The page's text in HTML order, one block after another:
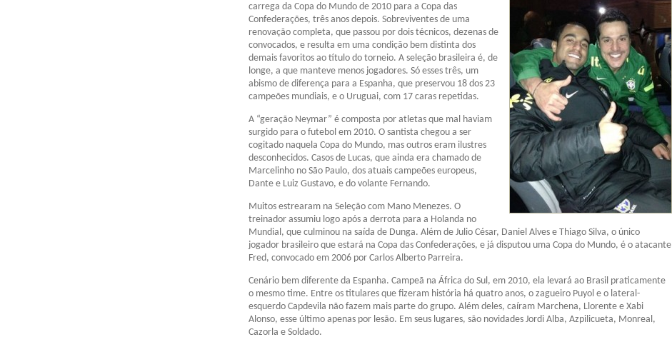
carrega da Copa do Mundo de 2010 para a Copa das
Confederações, três anos depois. Sobreviventes de uma
renovação completa, que passou por dois técnicos, dezenas de
convocados, e resulta em uma condição bem distinta dos
demais favoritos ao título do torneio. A seleção brasileira é, de
longe, a que manteve menos jogadores. Só esses três, um
abismo de diferença para a Espanha, que preservou 18 dos 23
campeões mundiais, e o Uruguai, com 17 caras repetidas.
A “geração Neymar” é composta por atletas que mal haviam
surgido para o futebol em 2010. O santista chegou a ser
cogitado naquela Copa do Mundo, mas outros eram ilustres
desconhecidos. Casos de Lucas, que ainda era chamado de
Marcelinho no São Paulo, dos atuais campeões europeus,
Dante e Luiz Gustavo, e do volante Fernando.
Muitos estrearam na Seleção com Mano Menezes. O
treinador assumiu logo após a derrota para a Holanda no
Mundial, que culminou na saída de Dunga. Além de Julio César, Daniel Alves e Thiago Silva, o único
jogador brasileiro que estará na Copa das Confederações, e já disputou uma Copa do Mundo, é o atacante
Fred, convocado em 2006 por Carlos Alberto Parreira.
Cenário bem diferente da Espanha. Campeã na África do Sul, em 2010, ela levará ao Brasil praticamente
o mesmo time. Entre os titulares que fizeram história há quatro anos, o zagueiro Puyol e o lateral-
esquerdo Capdevila não fazem mais parte do grupo. Além deles, caíram Marchena, Llorente e Xabi
Alonso, esse último apenas por lesão. Em seus lugares, são novidades Jordi Alba, Azpilicueta, Monreal,
Cazorla e Soldado.